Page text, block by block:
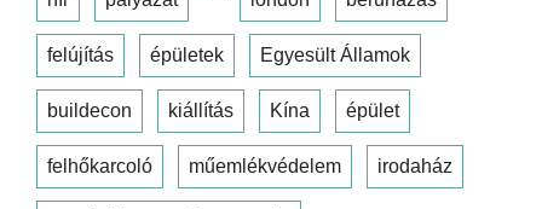
felújítás épületek Egyesült Államok
buildecon kiállítás Kína épület
felhőkarcoló műemlékvédelem irodaház